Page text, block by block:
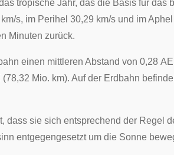
tropische Jahr, das die Basis für das
s, im Perihel 30,29 km/s und im
Minuten zurück.
einen mittleren Abstand von 0,28
Mio. km). Auf der Erdbahn
dass sie sich entsprechend der Regel
entgegengesetzt um die Sonne